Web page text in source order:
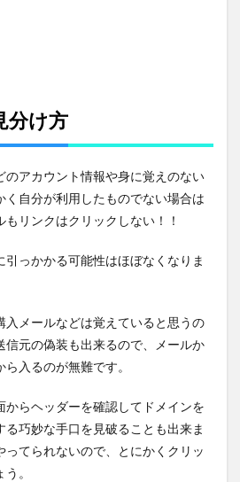
分け方
のアカウント情報や身に覚えのない
く自分が利用したものでない場合は
リンクはクリックしない！！
引っかかる可能性はほぼなくなりま
入メールなどは覚えていると思うの
信元の偽装も出来るので、メールか
入るのが無難です。
からヘッダーを確認してドメインを
巧妙な手口を見破ることも出来ま
てられないので、とにかくクリッ
。